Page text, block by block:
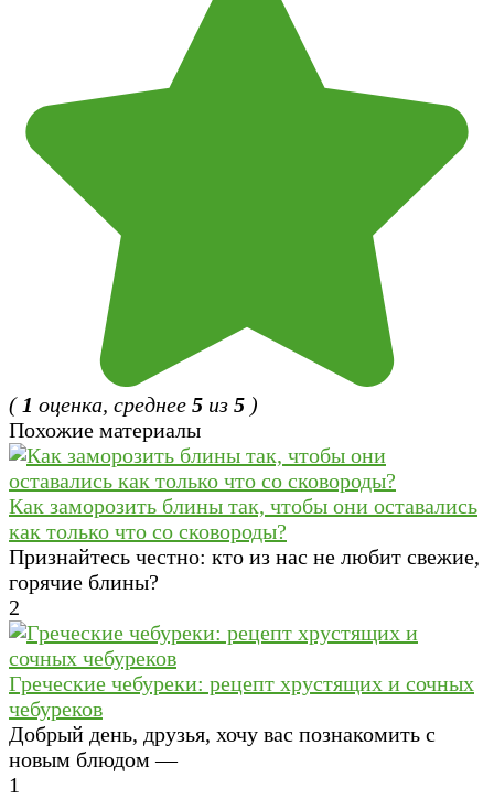
( 1 оценка, среднее 5 из 5 )
Похожие материалы
Как заморозить блины так, чтобы они оставались
как только что со сковороды?
Признайтесь честно: кто из нас не любит свежие,
горячие блины?
2
Греческие чебуреки: рецепт хрустящих и сочных
чебуреков
Добрый день, друзья, хочу вас познакомить с
новым блюдом —
1